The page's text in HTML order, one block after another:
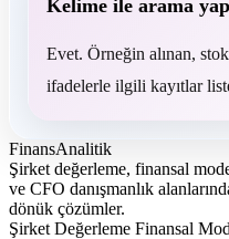
Kelime ile arama
Evet. Örneğin alınan,
ifadelerle ilgili kayıtlar
FinansAnalitik
Şirket değerleme, finansal
ve CFO danışmanlık
dönük çözümler.
Şirket Değerleme Finansal